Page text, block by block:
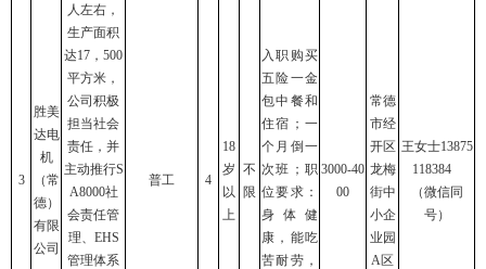
3
胜美
达电
机
（常
德）
有限
公司
人左右，
生产面积
达17，500
平方米，
公司积极
担当社会
责任，并
主动推行S
A8000社
会责任管
理、EHS
管理体系
普工 4
18
岁
以
上
不
限
入职购买
五险一金
包中餐和
住宿；一
个月倒一
次班；职
位要求：
身体健
康，能吃
苦耐劳，
3000-40
00
常德
市经
开区
龙梅
街中
小企
业园
A区
王女士13875
118384
（微信同
号）